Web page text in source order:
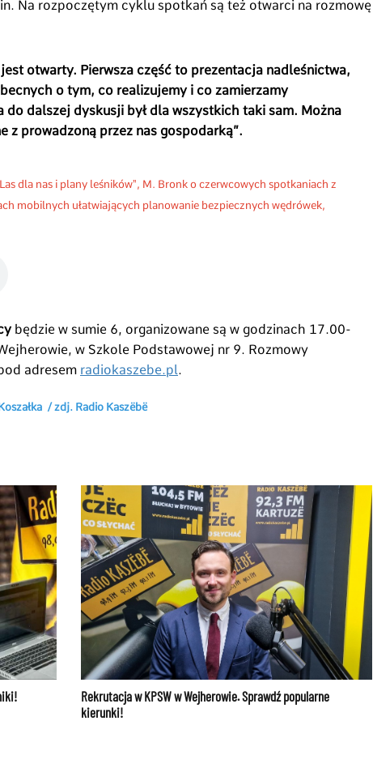
Na rozpoczętym cyklu spotkań są też otwarci na rozmowę
otwarty. Pierwsza część to prezentacja nadleśnictwa,
o tym, co realizujemy i co zamierzamy
dalszej dyskusji był dla wszystkich taki sam. Można
z prowadzoną przez nas gospodarką”.
dla nas i plany leśników", M. Bronk o czerwcowych spotkaniach z
mobilnych ułatwiających planowanie bezpiecznych wędrówek,
będzie w sumie 6, organizowane są w godzinach 17.00-
w Szkole Podstawowej nr 9. Rozmowy
adresem radiokaszebe.pl.
/ zdj. Radio Kaszëbë
Rekrutacja w KPSW w Wejherowie. Sprawdź popularne
kierunki!